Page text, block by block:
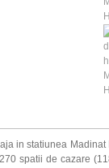
in statiunea
spatii de cazare